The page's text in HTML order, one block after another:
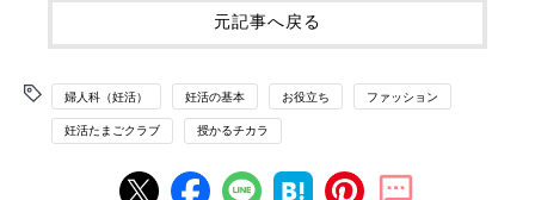
元記事へ戻る
婦人科（妊活） 妊活の基本 お役立ち ファッション
妊活たまごクラブ 授かるチカラ